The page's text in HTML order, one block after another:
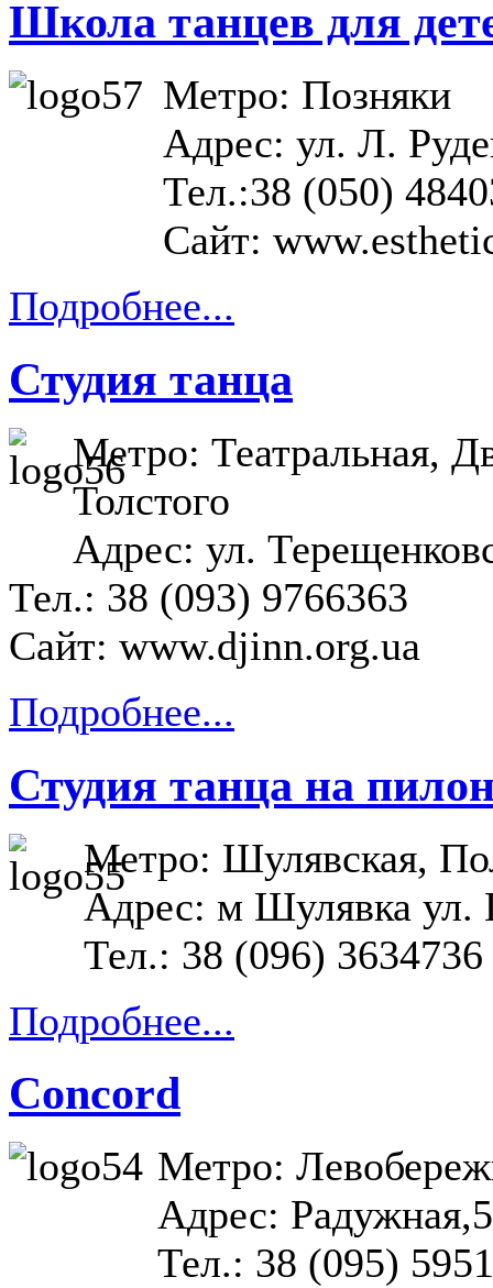
Школа танцев для
Метро: Позняки
Адрес: ул. Л.
Тел.:38 (050)
Сайт:
Подробнее...
Студия танца
Метро: Театральная,
Толстого
Адрес: ул.
Тел.: 38 (093) 9766363
Сайт: www.djinn.org.ua
Подробнее...
Студия танца на
Метро: Шулявская,
Адрес: м Шулявка ул.
Тел.: 38 (096) 3634736
Подробнее...
Concord
Метро:
Адрес:
Тел.: 38 (095)